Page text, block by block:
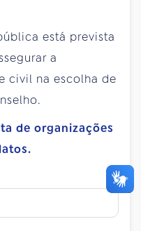
está prevista
a
civil na escolha de
de organizações